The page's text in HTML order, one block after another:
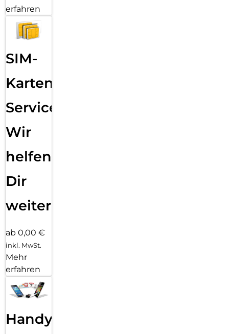
erfahren
SIM-
Karten
Service:
Wir
helfen
Dir
weiter
ab 0,00 €
inkl. MwSt.
Mehr
erfahren
Handy